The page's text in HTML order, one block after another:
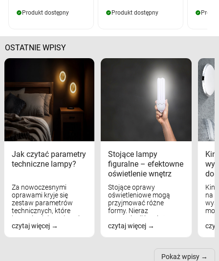
Produkt dostępny Produkt dostępny
OSTATNIE WPISY
Jak czytać parametry
techniczne lampy?
Za nowoczesnymi
oprawami kryje się
zestaw parametrów
technicznych, które
bezpośrednio wpływają
na komfort widzenia,
czytaj więcej
Stojące lampy
figuralne – efektowne
oświetlenie wnętrz
Stojące oprawy
oświetleniowe mogą
przyjmować różne
formy. Nieraz
wspominaliśmy już
modele na łukowych
nich może przydać się w
czytaj więcej
na
Pokaż wpisy